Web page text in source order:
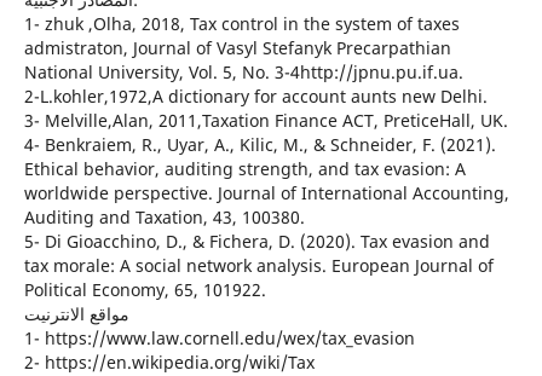
1- zhuk ,Olha, 2018, Tax control in the system of taxes
admistraton, Journal of Vasyl Stefanyk Precarpathian
National University, Vol. 5, No. 3-4http://jpnu.pu.if.ua.
2-L.kohler,1972,A dictionary for account aunts new Delhi.
3- Melville,Alan, 2011,Taxation Finance ACT, PreticeHall, UK.
4- Benkraiem, R., Uyar, A., Kilic, M., & Schneider, F. (2021).
Ethical behavior, auditing strength, and tax evasion: A
worldwide perspective. Journal of International Accounting,
Auditing and Taxation, 43, 100380.
5- Di Gioacchino, D., & Fichera, D. (2020). Tax evasion and
tax morale: A social network analysis. European Journal of
Political Economy, 65, 101922.
مواقع الانترنيت
1- https://www.law.cornell.edu/wex/tax_evasion
2- https://en.wikipedia.org/wiki/Tax